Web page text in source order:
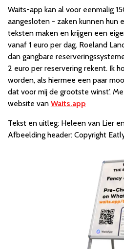
Waits-app kan al voor eenmalig
aangesloten - zaken kunnen hun
teksten maken en krijgen een
vanaf 1 euro per dag. Roeland
dan gangbare
2 euro per reservering rekent. Ik
worden, als hiermee een paar
dat voor mij de grootste winst’.
website van Waits.app
Tekst en uitleg: Heleen van Lier
Afbeelding header: Copyright